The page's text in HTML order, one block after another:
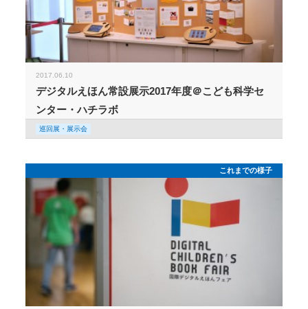
2017.06.10
デジタルえほん常設展示2017年度＠こども科学セ
ンター・ハチラボ
巡回展・展示会
これまでの様子